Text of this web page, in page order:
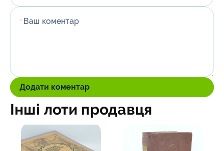
* Ваш коментар
Додати коментар
Інші лоти продавця